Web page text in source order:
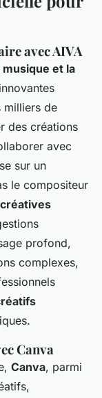
avec AIVA
musique et la
milliers de
des créations
avec
sur un
le compositeur
profond,
complexes,
Canva
Canva, parmi